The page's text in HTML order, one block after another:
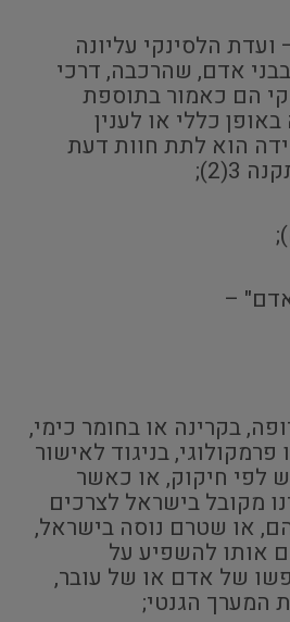
הלסינקי עליונה
בבני אדם, שהרכבה, דרכי
הם כאמור בתוספת
כללי או לענין
הוא לתת חוות דעת
3(2);
אדם" –
בקרינה או בחומר כימי,
פרמקולוגי, בניגוד לאישור
לפי חיקוק, או כאשר
מקובל בישראל לצרכים
או שטרם נוסה בישראל,
אותו להשפיע על
של אדם או של עובר,
המערך הגנטי;